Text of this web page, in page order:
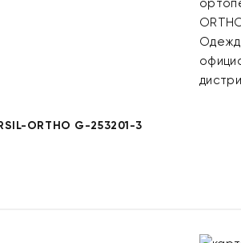
ORTHO G-253201-3